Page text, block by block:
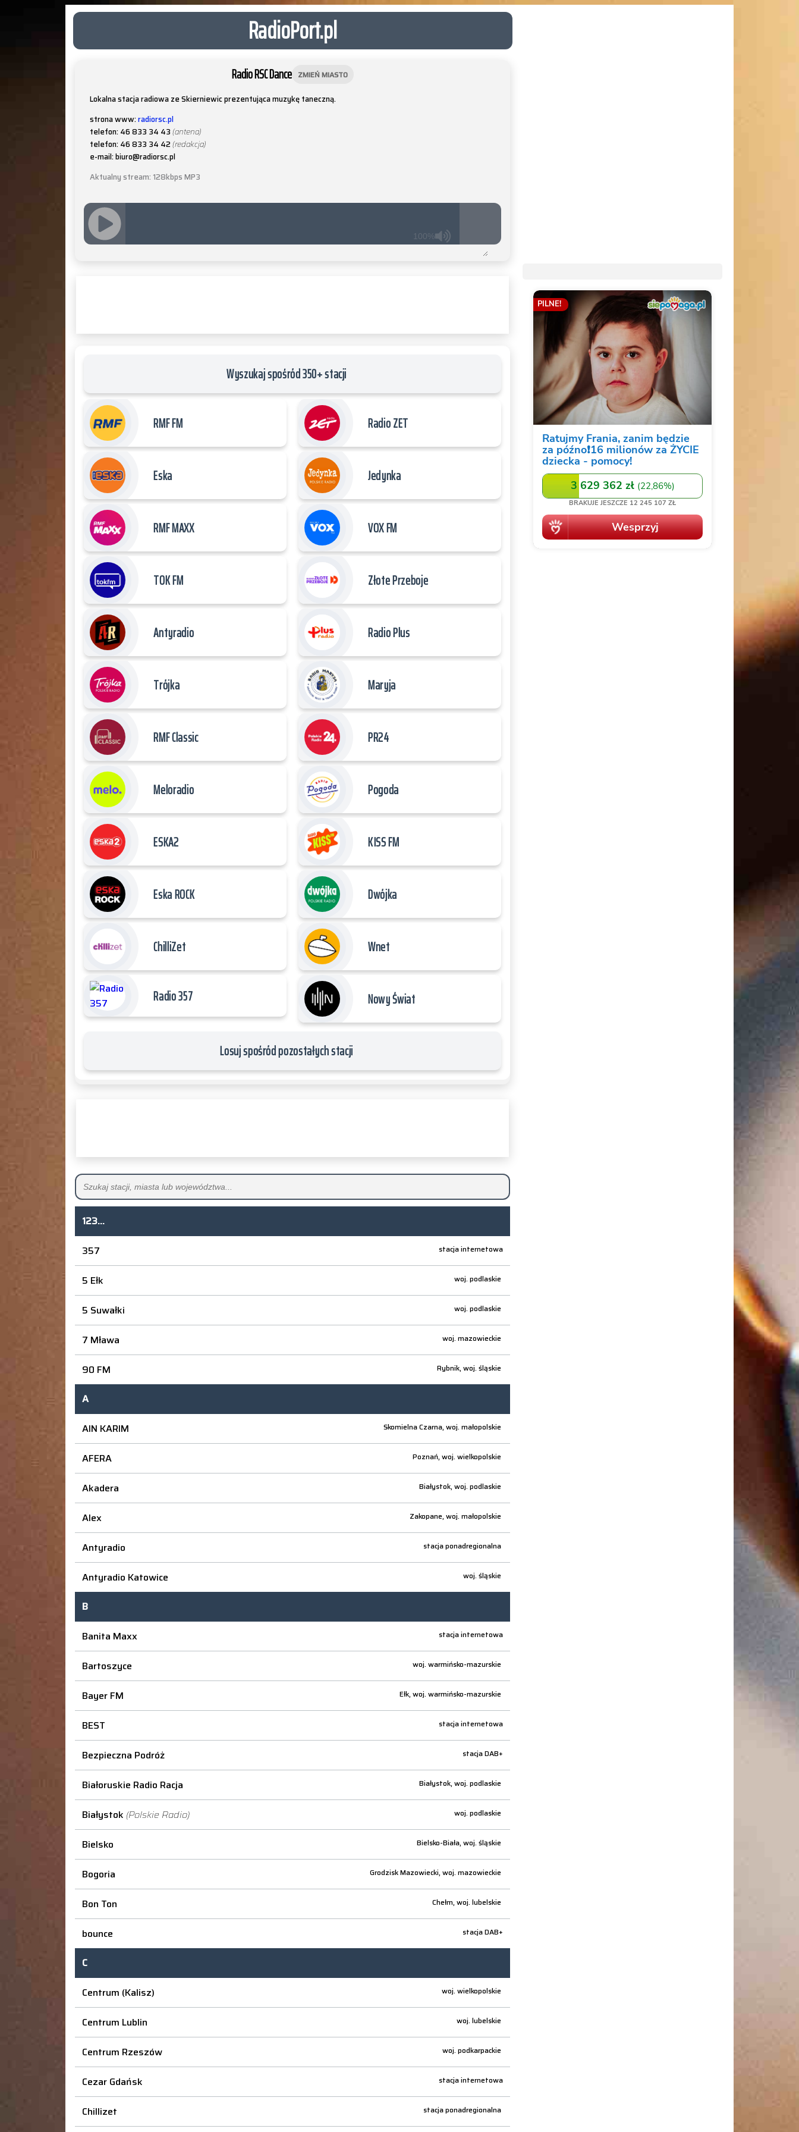
RadioPort.pl
Radio RSC Dance ZMIEŃ MIASTO
Lokalna stacja radiowa ze Skierniewic prezentująca muzykę taneczną.
strona www:radiorsc.pl
telefon: 46 833 34 43(antena)
telefon: 46 833 34 42(redakcja)
e-mail: biuro@radiorsc.pl
Aktualny stream: 128kbps MP3
100%
Webdesign
Dexheim
and
FULL
SERVICE
ONLINE
AGENTUR
MAINZ
Wyszukaj spośród 350+ stacji
RMF FM Radio ZET
Eska Jedynka
RMF MAXX VOX FM
TOK FM Złote Przeboje
Antyradio Radio Plus
Trójka Maryja
RMF Classic PR24
Meloradio Pogoda
ESKA2 KISS FM
Eska ROCK Dwójka
ChilliZet Wnet
Radio 357 Nowy Świat
Losuj spośród pozostałych stacji
123...
357
stacja internetowa
5 Ełk woj. podlaskie
5 Suwałki woj. podlaskie
7 Mława woj. mazowieckie
90 FM Rybnik, woj. śląskie
A
AIN KARIM
Skomielna Czarna, woj. małopolskie
AFERA Poznań, woj. wielkopolskie
Akadera Białystok, woj. podlaskie
Alex Zakopane, woj. małopolskie
Antyradio stacja ponadregionalna
Antyradio Katowice woj. śląskie
B
Banita Maxx
stacja internetowa
Bartoszyce woj. warmińsko-mazurskie
Bayer FM Ełk, woj. warmińsko-mazurskie
BEST stacja internetowa
Bezpieczna Podróż stacja DAB+
Białoruskie Radio Racja Białystok, woj. podlaskie
Białystok (Polskie Radio) woj. podlaskie
Bielsko Bielsko-Biała, woj. śląskie
Bogoria Grodzisk Mazowiecki, woj. mazowieckie
Bon Ton Chełm, woj. lubelskie
bounce stacja DAB+
C
Centrum (Kalisz)
woj. wielkopolskie
Centrum Lublin woj. lubelskie
Centrum Rzeszów woj. podkarpackie
Cezar Gdańsk stacja internetowa
Chillizet stacja ponadregionalna